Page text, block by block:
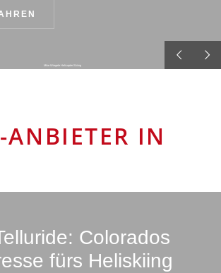
Mike Wiegele Helicopter Skiing
ANBIETER IN
Colorados
fürs Heliskiing